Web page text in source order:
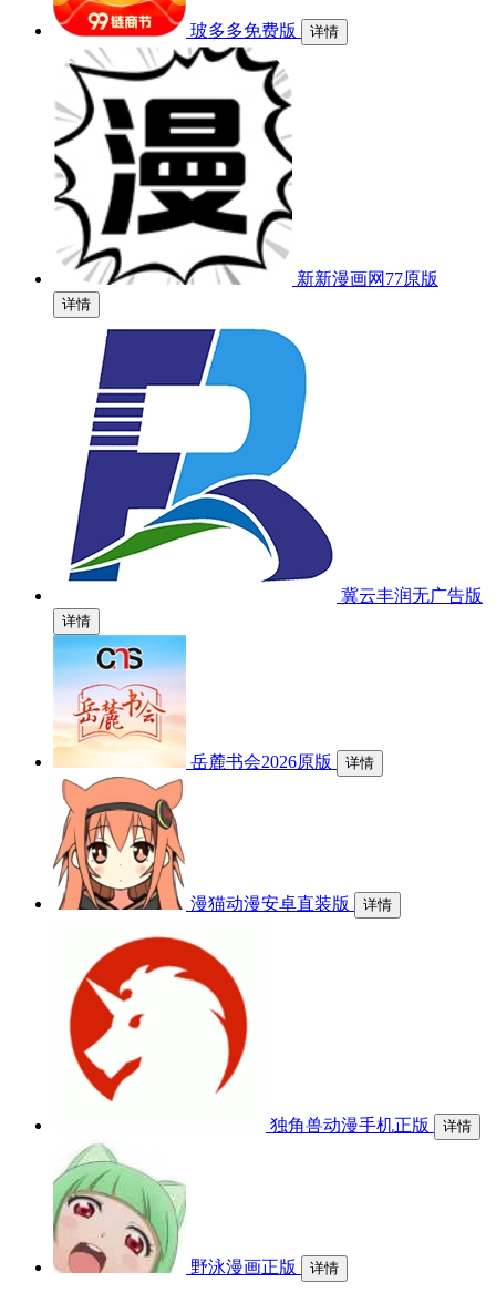
玻多多免费版 详情
新新漫画网77原版
详情
冀云丰润无广告版
详情
岳麓书会2026原版 详情
漫猫动漫安卓直装版 详情
独角兽动漫手机正版 详情
野泳漫画正版 详情